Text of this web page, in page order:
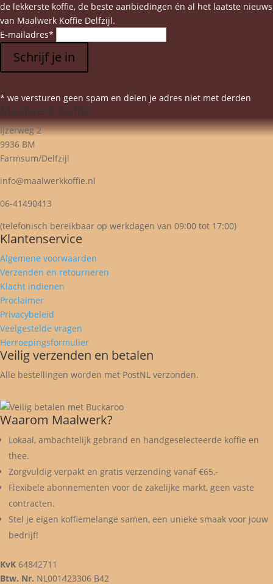
de lekkerste koffie, de beste aanbiedingen én al het laatste nieuws
van Maalwerk Koffie Delfzijl.
E-mailadres*
Schrijf je in
* we versturen geen spam en delen je adres niet met derden
Maalwerk Koffie
Ijzerweg 2
9936 BM
Farmsum/Delfzijl
info@maalwerkkoffie.nl
06-41490413
(telefonisch bereikbaar op werkdagen van 09:00 tot 17:00)
Klantenservice
Algemene voorwaarden
Verzenden en retourneren
Klacht indienen
Proclaimer
Privacybeleid
Veelgestelde vragen
Herroepingsformulier
Veilig verzenden en betalen
Alle bestellingen worden met PostNL verzonden.
Waarom Maalwerk?
Lokaal, ambachtelijk gebrand en handgeselecteerde koffie en
thee.
Zorgvuldig verpakt en gratis verzending vanaf €65,-
Flexibele abonnementen voor de zakelijke markt, geen vaste
contracten.
Stel je eigen koffiemelange samen, een unieke smaak voor jouw
bedrijf!
KvK 64842711
Btw. Nr. NL001423306 B42